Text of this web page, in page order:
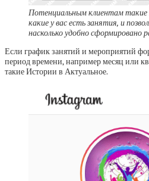
Потенциальным клиентам
какие у вас есть занятия, и
насколько удобно сформировано
Если график занятий и мероприятий
период времени, например месяц или
такие Истории в Актуальное.